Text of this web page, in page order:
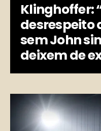
Klinghoffer:
desrespeito
sem John
deixem de